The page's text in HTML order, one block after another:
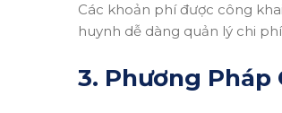
Các khoản phí được công
huynh dễ dàng quản lý chi
3. Phương Pháp